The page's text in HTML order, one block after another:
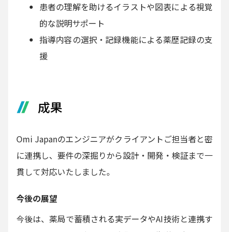
患者の理解を助けるイラストや図表による視覚
的な説明サポート
指導内容の選択・記録機能による薬歴記録の支
援
成果
Omi Japanのエンジニアがクライアントご担当者と密
に連携し、要件の深掘りから設計・開発・検証まで一
貫して対応いたしました。
今後の展望
今後は、薬局で蓄積される実データやAI技術と連携す